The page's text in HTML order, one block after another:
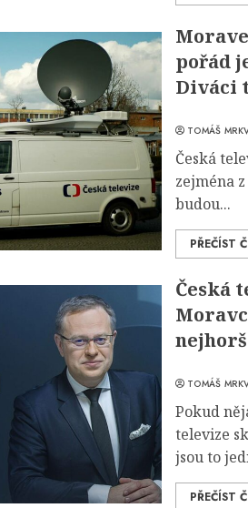
pořád
Diváci
TOMÁŠ
Česká
zejména
budou...
PŘEČÍST
Česká
TOMÁŠ
Pokud
televize
jsou to
PŘEČÍST